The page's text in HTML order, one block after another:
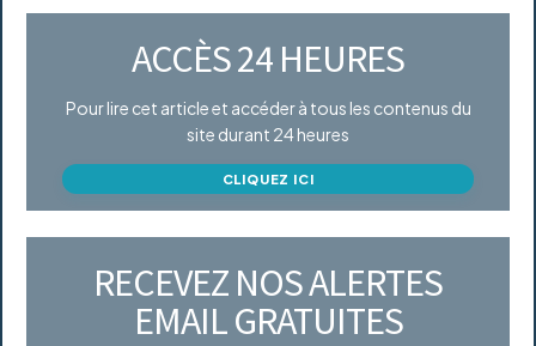
ACCÈS 24 HEURES
Pour lire cet article et accéder à tous les contenus du
site durant 24 heures
CLIQUEZ ICI
RECEVEZ NOS ALERTES
EMAIL GRATUITES